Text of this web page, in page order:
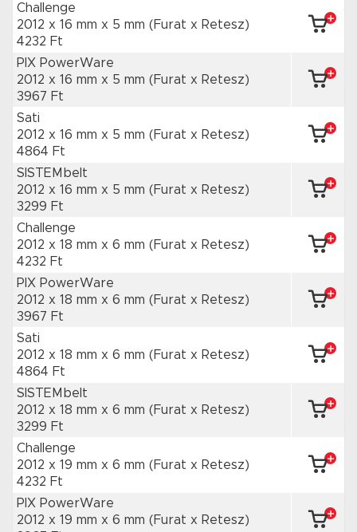
Challenge
2012 x 16 mm x 5 mm (Furat x Retesz)
4232 Ft
PIX PowerWare
2012 x 16 mm x 5 mm (Furat x Retesz)
3967 Ft
Sati
2012 x 16 mm x 5 mm (Furat x Retesz)
4864 Ft
SISTEMbelt
2012 x 16 mm x 5 mm (Furat x Retesz)
3299 Ft
Challenge
2012 x 18 mm x 6 mm (Furat x Retesz)
4232 Ft
PIX PowerWare
2012 x 18 mm x 6 mm (Furat x Retesz)
3967 Ft
Sati
2012 x 18 mm x 6 mm (Furat x Retesz)
4864 Ft
SISTEMbelt
2012 x 18 mm x 6 mm (Furat x Retesz)
3299 Ft
Challenge
2012 x 19 mm x 6 mm (Furat x Retesz)
4232 Ft
PIX PowerWare
2012 x 19 mm x 6 mm (Furat x Retesz)